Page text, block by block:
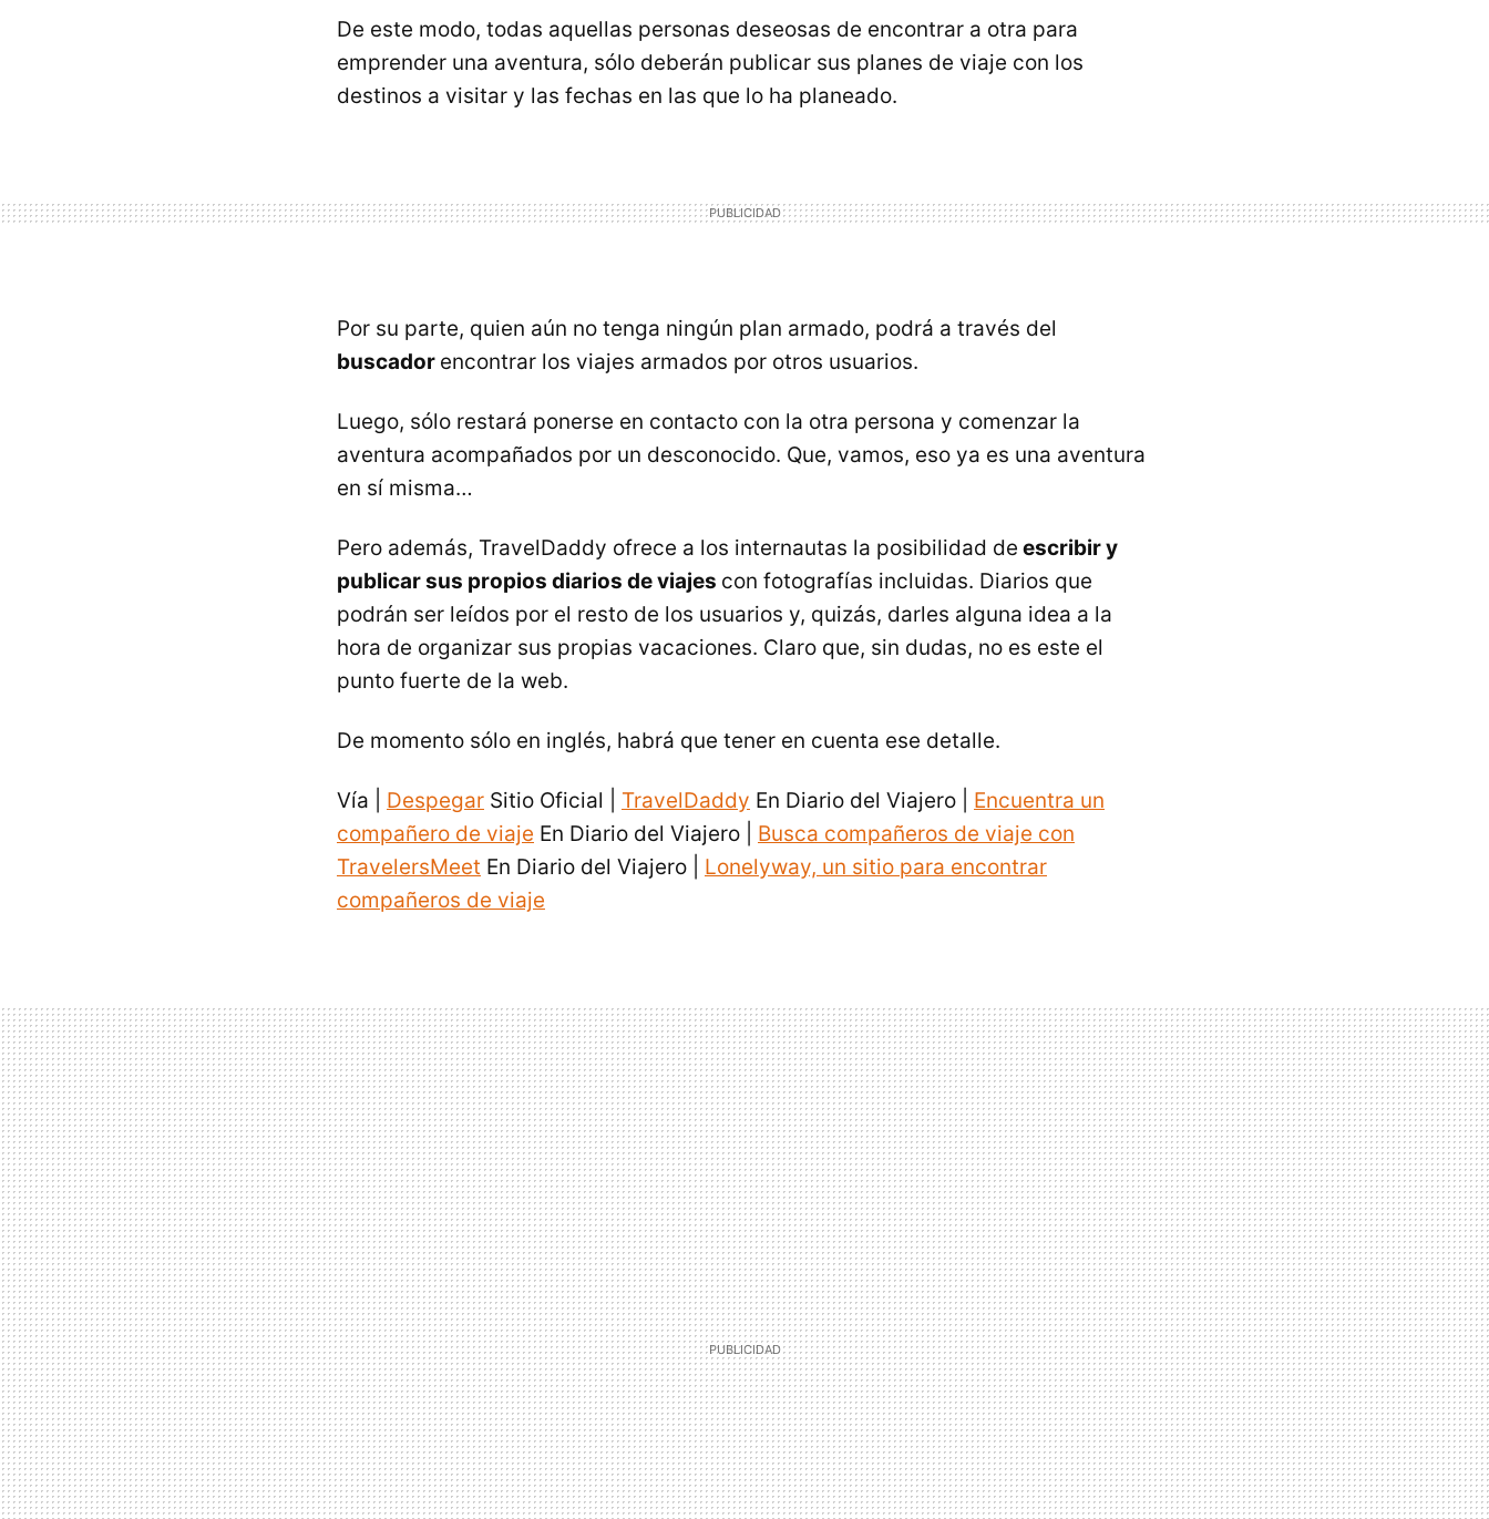
De este modo, todas aquellas personas deseosas de encontrar a otra para
emprender una aventura, sólo deberán publicar sus planes de viaje con los
destinos a visitar y las fechas en las que lo ha planeado.
Por su parte, quien aún no tenga ningún plan armado, podrá a través del
buscador encontrar los viajes armados por otros usuarios.
Luego, sólo restará ponerse en contacto con la otra persona y comenzar la
aventura acompañados por un desconocido. Que, vamos, eso ya es una aventura
en sí misma…
Pero además, TravelDaddy ofrece a los internautas la posibilidad de escribir y
publicar sus propios diarios de viajes con fotografías incluidas. Diarios que
podrán ser leídos por el resto de los usuarios y, quizás, darles alguna idea a la
hora de organizar sus propias vacaciones. Claro que, sin dudas, no es este el
punto fuerte de la web.
De momento sólo en inglés, habrá que tener en cuenta ese detalle.
Vía | Despegar Sitio Oficial | TravelDaddy En Diario del Viajero | Encuentra un
compañero de viaje En Diario del Viajero | Busca compañeros de viaje con
TravelersMeet En Diario del Viajero | Lonelyway, un sitio para encontrar
compañeros de viaje